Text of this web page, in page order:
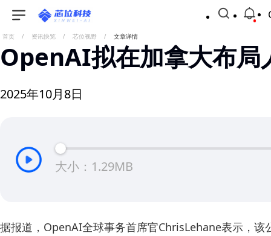
首页 / 资讯快览 / 芯位视野 / 文章详情
OpenAI拟在加拿大布局
2025年10月8日
大小：1.29MB
据报道，OpenAI全球事务首席官ChrisLehane表示，